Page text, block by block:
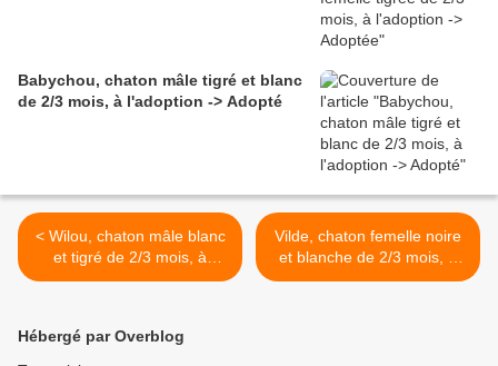
Babychou, chaton mâle tigré et blanc
de 2/3 mois, à l'adoption -> Adopté
< Wilou, chaton mâle blanc
et tigré de 2/3 mois, à
l'adoption -> adopté
Vilde, chaton femelle noire
et blanche de 2/3 mois, à
l'adoption -> adoptée >
Hébergé par Overblog